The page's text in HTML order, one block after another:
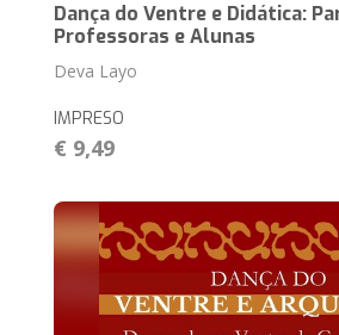
Dança do Ventre e Didática:
Professoras e Alunas
Deva Layo
IMPRESO
€ 9,49